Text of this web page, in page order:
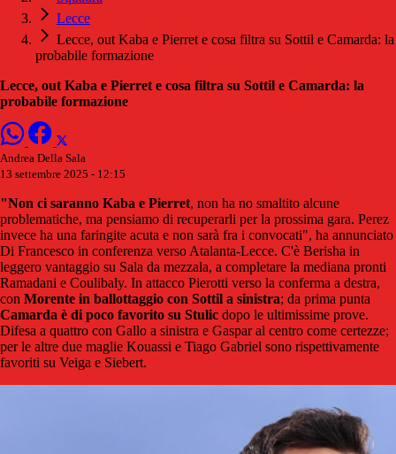
Lecce
Lecce, out Kaba e Pierret e cosa filtra su Sottil e Camarda: la
probabile formazione
Lecce, out Kaba e Pierret e cosa filtra su Sottil e Camarda: la
probabile formazione
Andrea Della Sala
13 settembre 2025 - 12:15
"Non ci saranno Kaba e Pierret, non ha no smaltito alcune
problematiche, ma pensiamo di recuperarli per la prossima gara. Perez
invece ha una faringite acuta e non sarà fra i convocati", ha annunciato
Di Francesco in conferenza verso Atalanta-Lecce. C'è Berisha in
leggero vantaggio su Sala da mezzala, a completare la mediana pronti
Ramadani e Coulibaly. In attacco Pierotti verso la conferma a destra,
con Morente in ballottaggio con Sottil a sinistra; da prima punta
Camarda è di poco favorito su Stulic dopo le ultimissime prove.
Difesa a quattro con Gallo a sinistra e Gaspar al centro come certezze;
per le altre due maglie Kouassi e Tiago Gabriel sono rispettivamente
favoriti su Veiga e Siebert.